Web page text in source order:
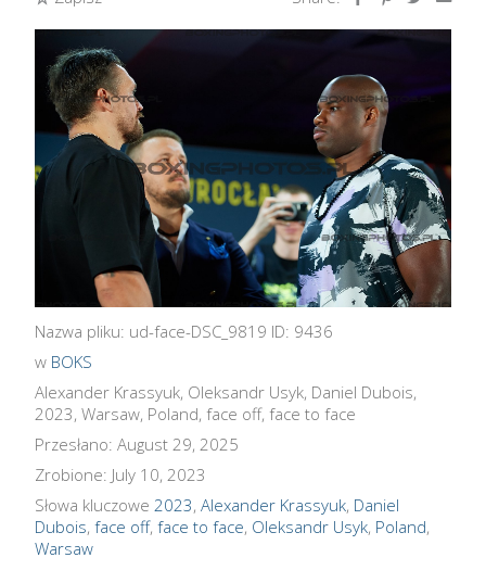
Nazwa pliku: ud-face-DSC_9819 ID: 9436
w BOKS
Alexander Krassyuk, Oleksandr Usyk, Daniel Dubois,
2023, Warsaw, Poland, face off, face to face
Przesłano: August 29, 2025
Zrobione: July 10, 2023
Słowa kluczowe 2023, Alexander Krassyuk, Daniel
Dubois, face off, face to face, Oleksandr Usyk, Poland,
Warsaw